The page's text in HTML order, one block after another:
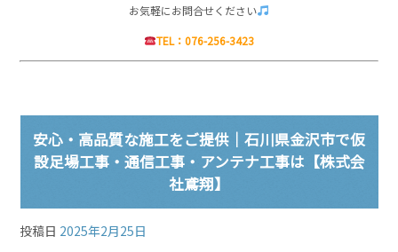
お気軽にお問合せください
TEL：076-256-3423
安心・高品質な施工をご提供｜石川県金沢市で仮
設足場工事・通信工事・アンテナ工事は【株式会
社鳶翔】
投稿日 2025年2月25日